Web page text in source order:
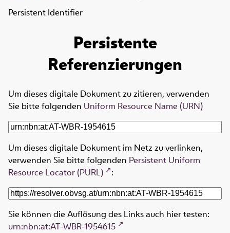
Persistent Identifier
Persistente
Referenzierungen
Um dieses digitale Dokument zu zitieren, verwenden
Sie bitte folgenden Uniform Resource Name (URN)
Um dieses digitale Dokument im Netz zu verlinken,
verwenden Sie bitte folgenden Persistent Uniform
Resource Locator (PURL)
:
Sie können die Auflösung des Links auch hier testen:
urn:nbn:at:AT-WBR-1954615